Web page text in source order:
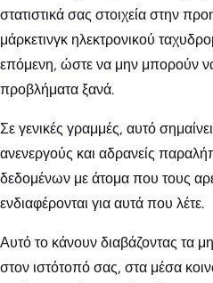
στατιστικά σας στοιχεία στην
μάρκετινγκ ηλεκτρονικού
επόμενη, ώστε να μην μπορούν
προβλήματα ξανά.
Σε γενικές γραμμές, αυτό
ανενεργούς και αδρανείς
δεδομένων με άτομα που τους
ενδιαφέρονται για αυτά που λέτε.
Αυτό το κάνουν διαβάζοντας τα
στον ιστότοπό σας, στα μέσα